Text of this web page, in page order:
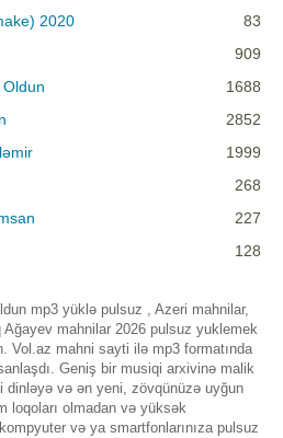
2020
83
909
1688
2852
1999
268
227
128
mp3 yüklə pulsuz , Azeri mahnilar,
mahnilar 2026 pulsuz yuklemek
Vol.az mahni sayti ilə mp3 formatında
Geniş bir musiqi arxivinə malik
dinləyə və ən yeni, zövqünüzə uyğun
loqoları olmadan və yüksək
və ya smartfonlarınıza pulsuz